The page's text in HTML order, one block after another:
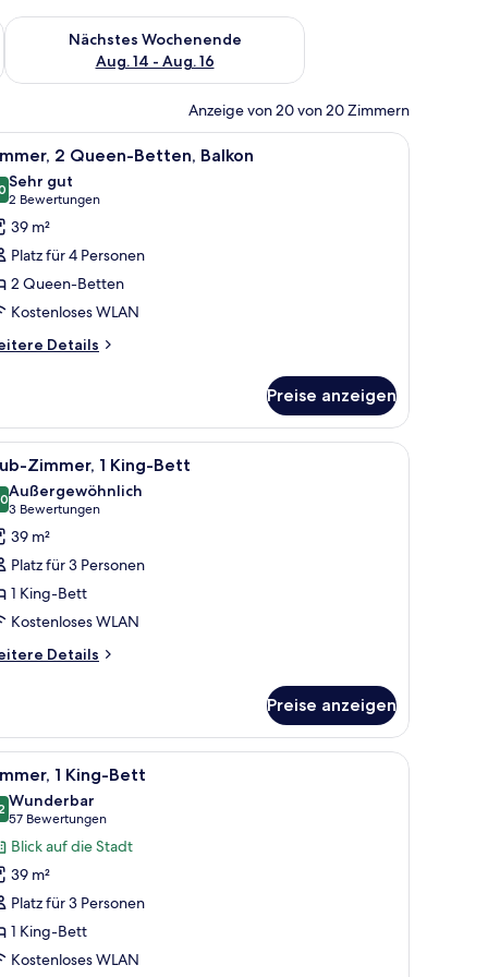
Aug. 7 - Aug. 9.
Nächstes Wochenende
Aug. 14 - Aug. 16
Überprüfe die Verfügbarkeit für nächstes Wochenende, Aug.
Anzeige von 20 von 20 Zimmern
Zimmersafe, Schreibtisch Hochwertige Bettwaren, Pillowtop-Betten,
7 2 Queen-Betten, Balkon
von 10
Sehr gut
2 Bewertungen
(2
Bewertungen)
39 m²
Platz für 4 Personen
2 Queen-Betten
Kostenloses WLAN
Details
Preise anzeigen
Zimmersafe, Schreibtisch Hochwertige Bettwaren, Pillowtop-Betten,
5 Zimmer, 1 King-Bett
von 10
Außergewöhnlich
3 Bewertungen
(3
Bewertungen)
39 m²
Platz für 3 Personen
1 King-Bett
Kostenloses WLAN
Details
Preise anzeigen
| Hochwertige Bettwaren, Pillowtop-Betten, Zimmersafe, Schreibtisch
Hochwertige Bettwaren, Pillowtop-Betten,
6 1 King-Bett
von 10
Wunderbar
57 Bewertungen
(57
Bewertungen)
Blick auf die Stadt
39 m²
Platz für 3 Personen
1 King-Bett
Kostenloses WLAN